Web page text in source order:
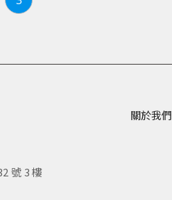
關於我們
號 3 樓